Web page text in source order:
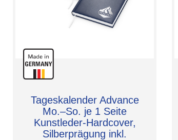
Tageskalender Advance
Mo.–So. je 1 Seite
Kunstleder-Hardcover,
Silberprägung inkl.